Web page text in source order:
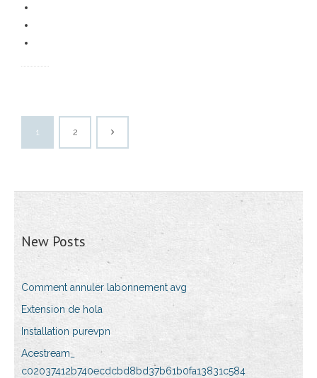
1 2
New Posts
Comment annuler labonnement avg
Extension de hola
Installation purevpn
Acestream_
c02037412b740ecdcbd8bd37b61b0fa13831c584